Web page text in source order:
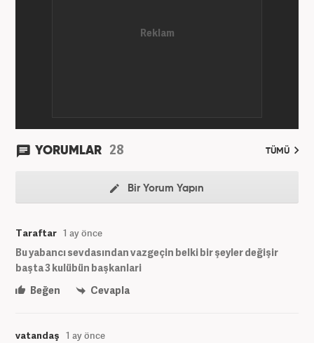
YORUMLAR 28 TÜMÜ
Bir Yorum Yapın
Taraftar 1 ay önce
Bu yabancı sevdasından vazgeçin belki bir şeyler değişir
başta 3 kulübün başkanlari
Beğen
Cevapla
vatandaş 1 ay önce